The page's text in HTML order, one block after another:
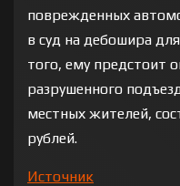
поврежденных
в суд на дебошира
того, ему предстоит
разрушенного
местных жителей,
рублей.
Источник